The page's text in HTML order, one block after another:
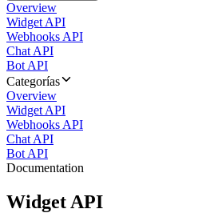
Overview
Widget API
Webhooks API
Chat API
Bot API
Categorías
Overview
Widget API
Webhooks API
Chat API
Bot API
Documentation
Widget API